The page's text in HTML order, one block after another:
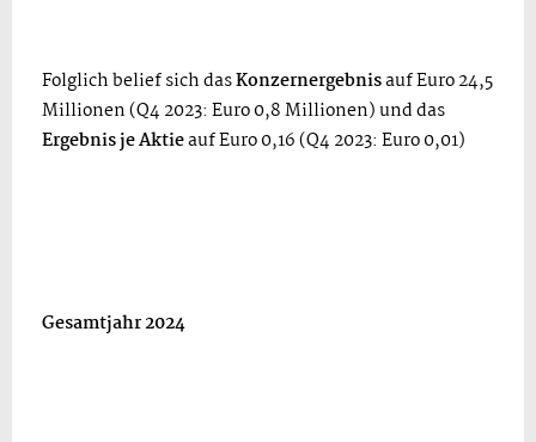
Folglich belief sich dasKonzernergebnisauf Euro 24,5
Millionen (Q4 2023: Euro 0,8 Millionen) und das
Ergebnis je Aktieauf Euro 0,16 (Q4 2023: Euro 0,01)
Gesamtjahr 2024